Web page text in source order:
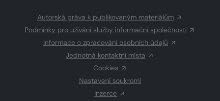
Autorská práva k publikovaným materiálům
Podmínky pro užívání služby informační společnosti
Informace o zpracování osobních údajů
Jednotná kontaktní místa
Cookies
Nastavení soukromí
Inzerce